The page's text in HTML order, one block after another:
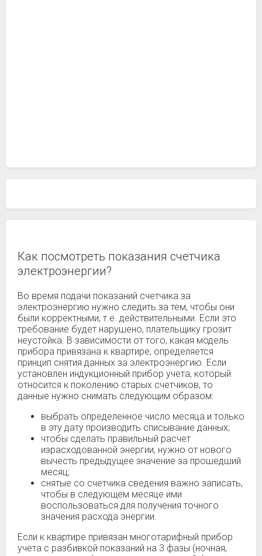
Как посмотреть показания счетчика
электроэнергии?
Во время подачи показаний счетчика за
электроэнергию нужно следить за тем, чтобы они
были корректными, т.е. действительными. Если это
требование будет нарушено, плательщику грозит
неустойка. В зависимости от того, какая модель
прибора привязана к квартире, определяется
принцип снятия данных за электроэнергию. Если
установлен индукционный прибор учета, который
относится к поколению старых счетчиков, то
данные нужно снимать следующим образом:
выбрать определенное число месяца и только
в эту дату производить списывание данных;
чтобы сделать правильный расчет
израсходованной энергии, нужно от нового
вычесть предыдущее значение за прошедший
месяц;
снятые со счетчика сведения важно записать,
чтобы в следующем месяце ими
воспользоваться для получения точного
значения расхода энергии.
Если к квартире привязан многотарифный прибор
учета с разбивкой показаний на 3 фазы (ночная,